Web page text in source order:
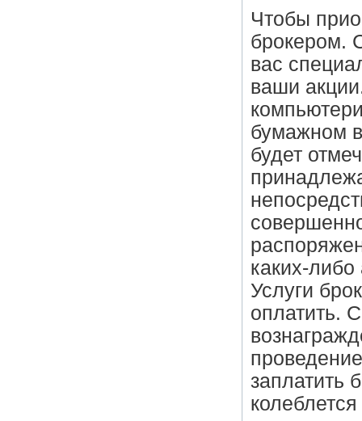
Чтобы
брокером.
вас
ваши
бумажном
будет
каких-
Услуги
оплатить.
заплатить